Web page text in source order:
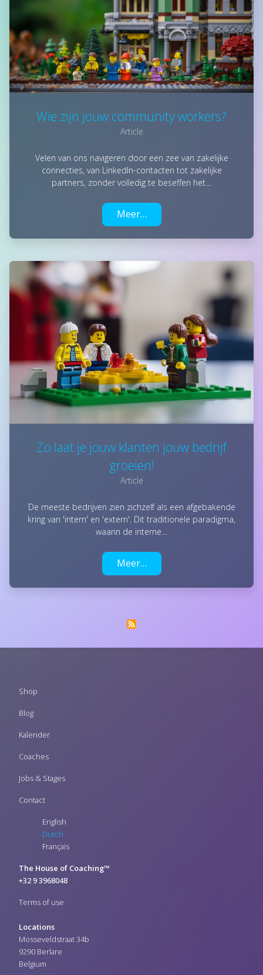
Wie zijn jouw community workers?
Article
Velen van ons navigeren door een zee van zakelijke
connecties, van LinkedIn-contacten tot zakelijke
partners, zonder volledig te beseffen het…
Meer…
Zo laat je jouw klanten jouw bedrijf
groeien!
Article
De meeste bedrijven zien zichzelf als een afgebakende
kring van 'intern' en 'extern'. Dit traditionele paradigma,
waarin de interne…
Meer…
Footer
Shop
Blog
Kalender
Coaches
Jobs & Stages
Contact
English
Dutch
Français
The House of Coaching™
+32 9 3968048
Terms of use
Locations
Mosseveldstraat 34b
9290 Berlare
Belgium